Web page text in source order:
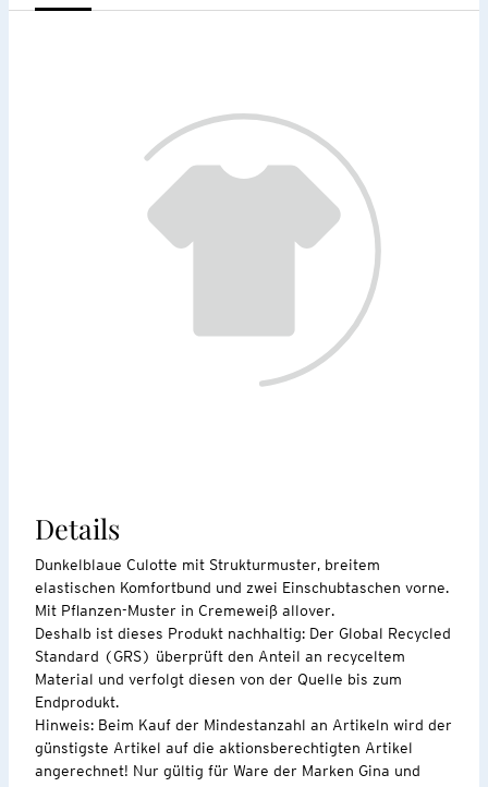
Details
Dunkelblaue Culotte mit Strukturmuster, breitem
elastischen Komfortbund und zwei Einschubtaschen vorne.
Mit Pflanzen-Muster in Cremeweiß allover.
Deshalb ist dieses Produkt nachhaltig: Der Global Recycled
Standard (GRS) überprüft den Anteil an recyceltem
Material und verfolgt diesen von der Quelle bis zum
Endprodukt.
Hinweis: Beim Kauf der Mindestanzahl an Artikeln wird der
günstigste Artikel auf die aktionsberechtigten Artikel
angerechnet! Nur gültig für Ware der Marken Gina und